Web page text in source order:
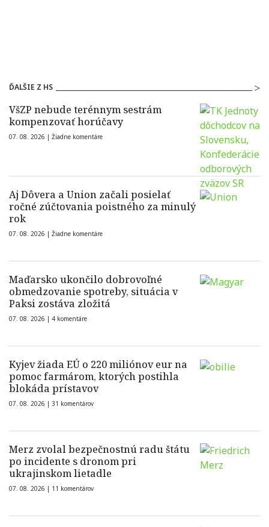
ĎALŠIE Z HS
VšZP nebude terénnym sestrám
kompenzovať horúčavy
07. 08. 2026 | Žiadne komentáre
Aj Dôvera a Union začali posielať
ročné zúčtovania poistného za minulý
rok
07. 08. 2026 | Žiadne komentáre
Maďarsko ukončilo dobrovoľné
obmedzovanie spotreby, situácia v
Paksi zostáva zložitá
07. 08. 2026 | 4 komentáre
Kyjev žiada EÚ o 220 miliónov eur na
pomoc farmárom, ktorých postihla
blokáda prístavov
07. 08. 2026 | 31 komentárov
Merz zvolal bezpečnostnú radu štátu
po incidente s dronom pri
ukrajinskom lietadle
07. 08. 2026 | 11 komentárov